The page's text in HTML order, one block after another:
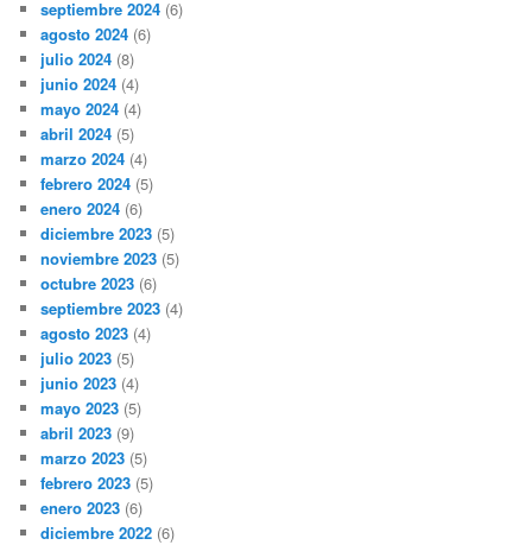
septiembre 2024 (6)
agosto 2024 (6)
julio 2024 (8)
junio 2024 (4)
mayo 2024 (4)
abril 2024 (5)
marzo 2024 (4)
febrero 2024 (5)
enero 2024 (6)
diciembre 2023 (5)
noviembre 2023 (5)
octubre 2023 (6)
septiembre 2023 (4)
agosto 2023 (4)
julio 2023 (5)
junio 2023 (4)
mayo 2023 (5)
abril 2023 (9)
marzo 2023 (5)
febrero 2023 (5)
enero 2023 (6)
diciembre 2022 (6)